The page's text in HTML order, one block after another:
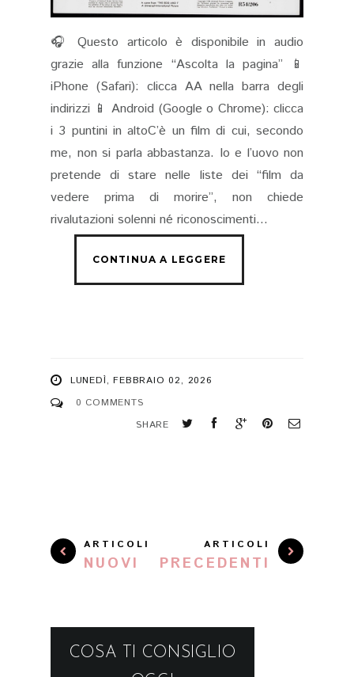
🎧 Questo articolo è disponibile in audio
grazie alla funzione “Ascolta la pagina” 📱
iPhone (Safari): clicca AA nella barra degli
indirizzi 📱 Android (Google o Chrome): clicca
i 3 puntini in altoC’è un film di cui, secondo
me, non si parla abbastanza. Io e l’uovo non
pretende di stare nelle liste dei “film da
vedere prima di morire”, non chiede
rivalutazioni solenni né riconoscimenti...
LUNEDÌ, FEBBRAIO 02, 2026
0 COMMENTS
SHARE
ARTICOLI
NUOVI
ARTICOLI
PRECEDENTI
COSA TI CONSIGLIO